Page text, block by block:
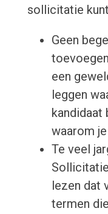
sollicitatie
Geen
een
leggen
kandidaat
waarom
Te veel
lezen dat
termen